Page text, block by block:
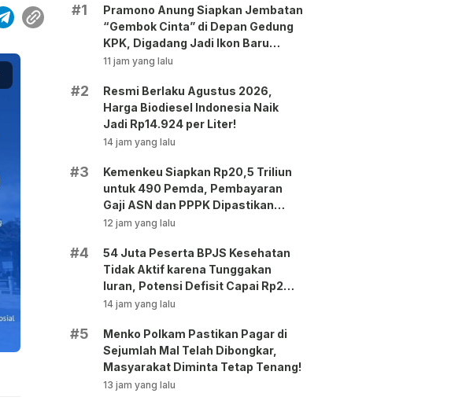
#1
Pramono Anung Siapkan Jembatan
“Gembok Cinta” di Depan Gedung
KPK, Digadang Jadi Ikon Baru
Jakarta!
11 jam yang lalu
#2
Resmi Berlaku Agustus 2026,
Harga Biodiesel Indonesia Naik
Jadi Rp14.924 per Liter!
14 jam yang lalu
#3
Kemenkeu Siapkan Rp20,5 Triliun
untuk 490 Pemda, Pembayaran
Gaji ASN dan PPPK Dipastikan
Tetap Berjalan!
12 jam yang lalu
#4
54 Juta Peserta BPJS Kesehatan
Tidak Aktif karena Tunggakan
Iuran, Potensi Defisit Capai Rp2
Triliun per Bulan!
14 jam yang lalu
#5
Menko Polkam Pastikan Pagar di
Sejumlah Mal Telah Dibongkar,
Masyarakat Diminta Tetap Tenang!
13 jam yang lalu